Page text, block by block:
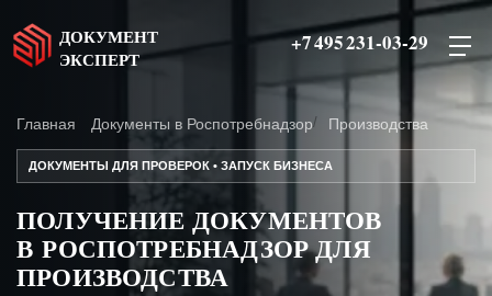
ДОКУМЕНТ
ЭКСПЕРТ
+7 495 231-03-29
Главная Документы в Роспотребнадзор Производства
ДОКУМЕНТЫ ДЛЯ ПРОВЕРОК • ЗАПУСК БИЗНЕСА
ПОЛУЧЕНИЕ ДОКУМЕНТОВ
В РОСПОТРЕБНАДЗОР ДЛЯ
ПРОИЗВОДСТВА